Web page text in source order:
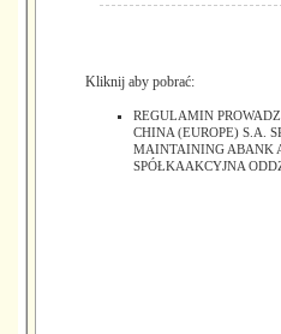
Kliknij aby pobrać:
REGULAMIN
CHINA (EUROPE) S.A.
MAINTAINING ABANK
SPÓŁKAAKCYJNA